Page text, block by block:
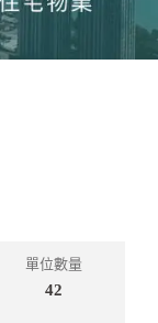
單位數量
42